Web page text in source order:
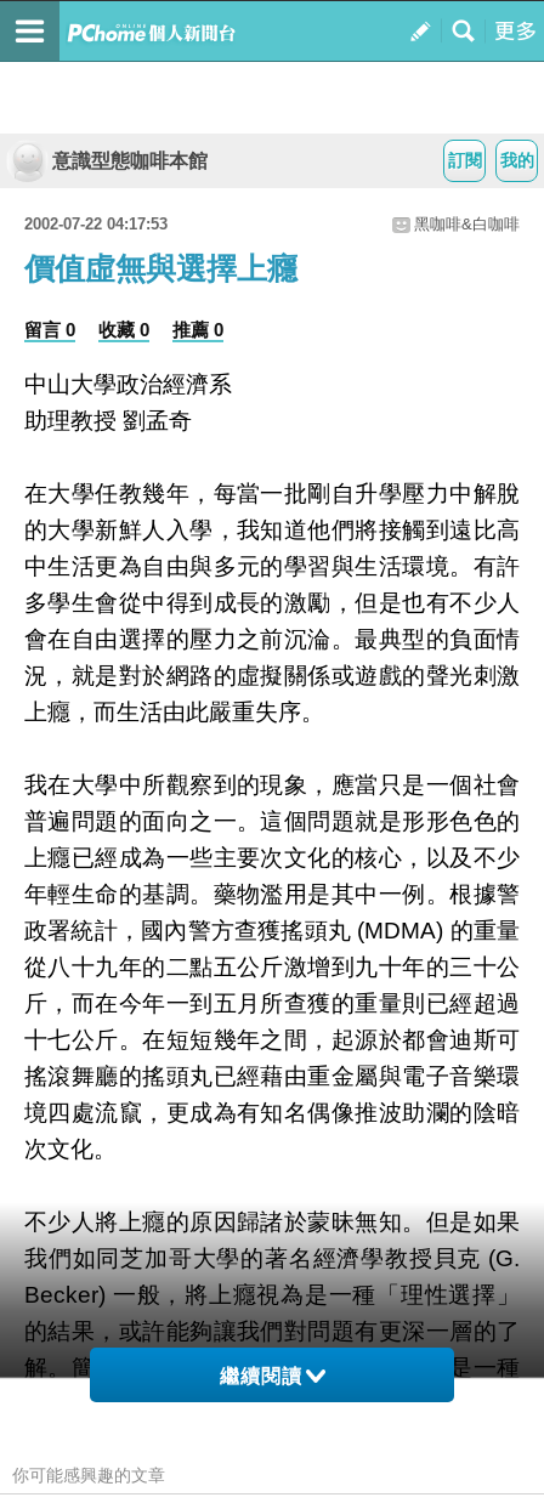
我的
訂閱
意識型態咖啡本館
2002-07-22 04:17:53 黑咖啡&白咖啡
價值虛無與選擇上癮
留言 0 收藏 0 推薦 0
中山大學政治經濟系
助理教授 劉孟奇
在大學任教幾年，每當一批剛自升學壓力中解脫
的大學新鮮人入學，我知道他們將接觸到遠比高
中生活更為自由與多元的學習與生活環境。有許
多學生會從中得到成長的激勵，但是也有不少人
會在自由選擇的壓力之前沉淪。最典型的負面情
況，就是對於網路的虛擬關係或遊戲的聲光刺激
上癮，而生活由此嚴重失序。
我在大學中所觀察到的現象，應當只是一個社會
普遍問題的面向之一。這個問題就是形形色色的
上癮已經成為一些主要次文化的核心，以及不少
年輕生命的基調。藥物濫用是其中一例。根據警
政署統計，國內警方查獲搖頭丸 (MDMA) 的重量
從八十九年的二點五公斤激增到九十年的三十公
斤，而在今年一到五月所查獲的重量則已經超過
十七公斤。在短短幾年之間，起源於都會迪斯可
搖滾舞廳的搖頭丸已經藉由重金屬與電子音樂環
境四處流竄，更成為有知名偶像推波助瀾的陰暗
次文化。
不少人將上癮的原因歸諸於蒙昧無知。但是如果
我們如同芝加哥大學的著名經濟學教授貝克 (G.
Becker) 一般，將上癮視為是一種「理性選擇」
的結果，或許能夠讓我們對問題有更深一層的了
解。簡單地說，對某種消費活動上癮也就是一種
依賴性，而消費者並非不了解他們現在的消費會
費者「貴近賤遠」，那麼他們就很可能選擇能夠
繼續閱讀
你可能感興趣的文章